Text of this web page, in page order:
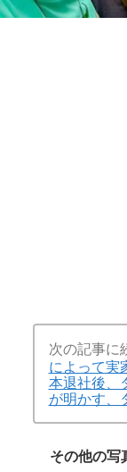
次の記事に
によって実
本退社後、
が明かす、
その他の写